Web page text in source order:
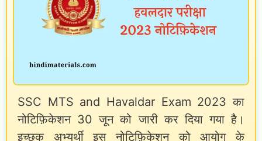
की
ग
कै
क
5
:
न
भ
त्ते
x
a
a
t
e
SSC MTS and Havaldar Exam 2023 का
नोटिफ़िकेशन 30 जून को जारी कर दिया गया है।
इच्छुक अभ्यर्थी इस नोटिफ़िकेशन को आयोग के